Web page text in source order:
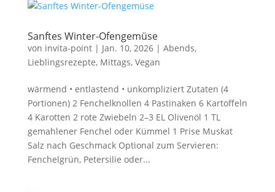
Sanftes Winter-Ofengemüse
von invita-point| Jan. 10, 2026| Abends,
Lieblingsrezepte, Mittags, Vegan
wärmend • entlastend • unkompliziert Zutaten (4
Portionen) 2 Fenchelknollen 4 Pastinaken 6 Kartoffeln
4 Karotten 2 rote Zwiebeln 2–3 EL Olivenöl 1 TL
gemahlener Fenchel oder Kümmel 1 Prise Muskat
Salz nach Geschmack Optional zum Servieren:
Fenchelgrün, Petersilie oder...